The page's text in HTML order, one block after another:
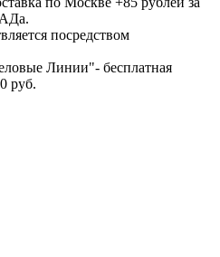
посредством
Линии"- бесплатная
руб.